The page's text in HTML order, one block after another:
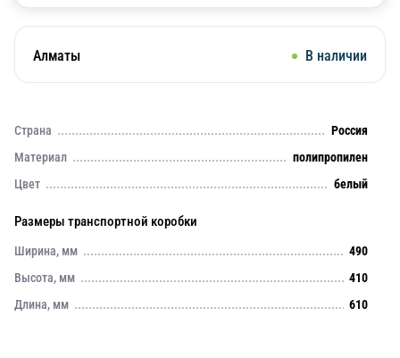
Алматы В наличии
Страна
Россия
Материал
полипропилен
Цвет
белый
Размеры транспортной коробки
Ширина, мм
490
Высота, мм
410
Длина, мм
610